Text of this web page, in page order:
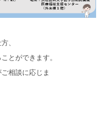
、
とができます。
相談に応じま